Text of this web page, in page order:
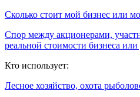
Сколько стоит мой бизнес или
Спор между акционерами,
реальной стоимости бизнеса или
Кто использует:
Лесное хозяйство, охота